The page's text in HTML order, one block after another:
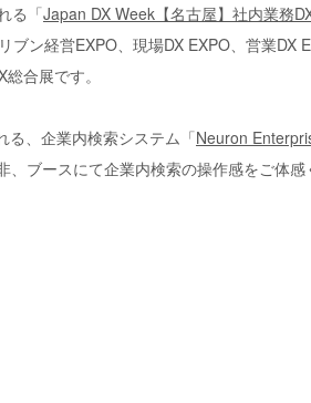
る「Japan DX Week【名古屋】社内業務
ン経営EXPO、現場DX EXPO、営業DX
合展です。
る、企業内検索システム「Neuron
、ブースにて企業内検索の操作感をご体感